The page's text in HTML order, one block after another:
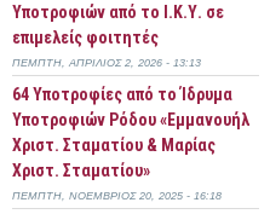
Υποτροφιών από το Ι.Κ.Υ. σε
επιμελείς φοιτητές
ΠΈΜΠΤΗ, ΑΠΡΊΛΙΟΣ 2, 2026 - 13:13
64 Υποτροφίες από το Ίδρυμα
Υποτροφιών Ρόδου «Εμμανουήλ
Χριστ. Σταματίου & Μαρίας
Χριστ. Σταματίου»
ΠΈΜΠΤΗ, ΝΟΈΜΒΡΙΟΣ 20, 2025 - 16:18